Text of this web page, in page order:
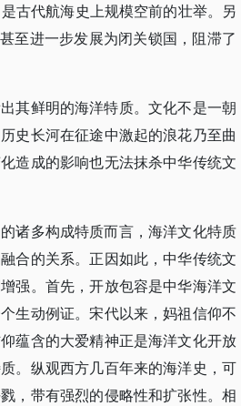
古代航海史上规模空前的壮举。另
至进一步发展为闭关锁国，阻滞了
其鲜明的海洋特质。文化不是一朝
史长河在征途中激起的浪花乃至曲
造成的影响也无法抹杀中华传统文
诸多构成特质而言，海洋文化特质
合的关系。正因如此，中华传统文
强。首先，开放包容是中华海洋文
生动例证。宋代以来，妈祖信仰不
蕴含的大爱精神正是海洋文化开放
。纵观西方几百年来的海洋史，可
，带有强烈的侵略性和扩张性。相